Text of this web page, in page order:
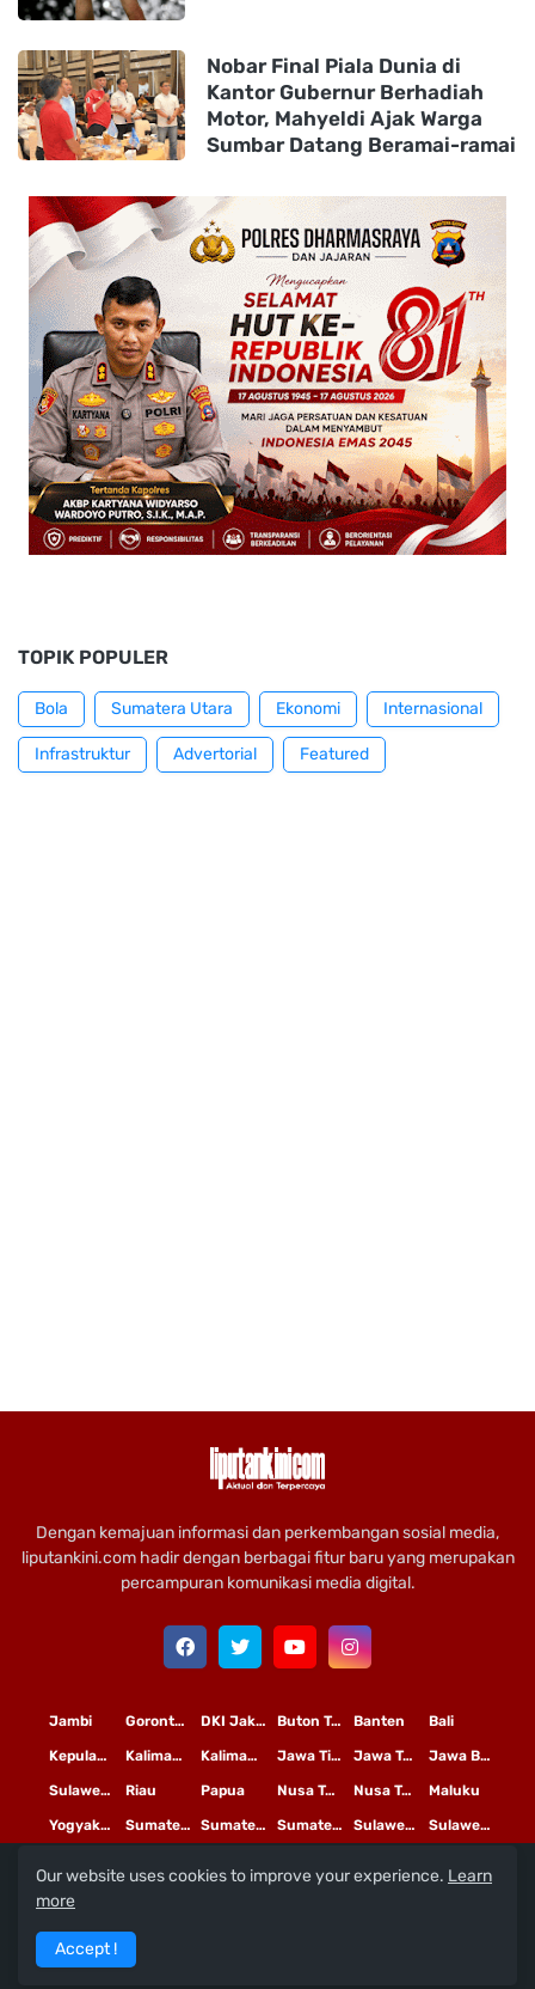
Nobar Final Piala Dunia di
Kantor Gubernur Berhadiah
Motor, Mahyeldi Ajak Warga
Sumbar Datang Beramai-ramai
TOPIK POPULER
Bola Sumatera Utara Ekonomi Internasional
Infrastruktur Advertorial Featured
Dengan kemajuan informasi dan perkembangan sosial media,
liputankini.com hadir dengan berbagai fitur baru yang merupakan
percampuran komunikasi media digital.
Bali
Banten
Buton Tengah
DKI Jakarta
Gorontalo
Jambi
Jawa Barat
Jawa Tengah
Jawa Timur
Kalimantan Tengah
Kalimantan Timur
Kepulauan Riau
Maluku
Nusa Tenggara Barat
Nusa Tenggara Timur
Papua
Riau
Sulawesi Selatan
Sulawesi Tengah
Sulawesi Utara
Sumatera Barat
Sumatera Selatan
Sumatera Utara
Yogyakarta
Copyright© 2020 PTLiputan Kini Mediatama
Redaksi Pedoman Media Siber
Our website uses cookies to improve your experience. Learn
more
Accept !